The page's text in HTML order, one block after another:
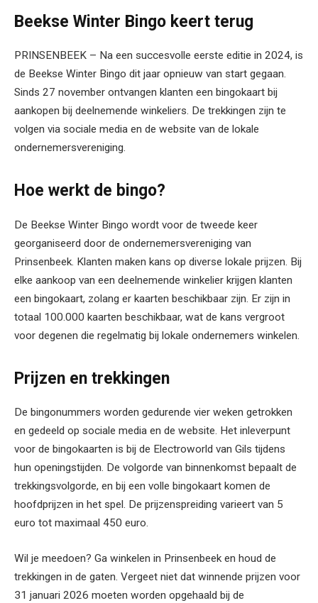
Beekse Winter Bingo keert terug
PRINSENBEEK – Na een succesvolle eerste editie in 2024, is
de Beekse Winter Bingo dit jaar opnieuw van start gegaan.
Sinds 27 november ontvangen klanten een bingokaart bij
aankopen bij deelnemende winkeliers. De trekkingen zijn te
volgen via sociale media en de website van de lokale
ondernemersvereniging.
Hoe werkt de bingo?
De Beekse Winter Bingo wordt voor de tweede keer
georganiseerd door de ondernemersvereniging van
Prinsenbeek. Klanten maken kans op diverse lokale prijzen. Bij
elke aankoop van een deelnemende winkelier krijgen klanten
een bingokaart, zolang er kaarten beschikbaar zijn. Er zijn in
totaal 100.000 kaarten beschikbaar, wat de kans vergroot
voor degenen die regelmatig bij lokale ondernemers winkelen.
Prijzen en trekkingen
De bingonummers worden gedurende vier weken getrokken
en gedeeld op sociale media en de website. Het inleverpunt
voor de bingokaarten is bij de Electroworld van Gils tijdens
hun openingstijden. De volgorde van binnenkomst bepaalt de
trekkingsvolgorde, en bij een volle bingokaart komen de
hoofdprijzen in het spel. De prijzenspreiding varieert van 5
euro tot maximaal 450 euro.
Wil je meedoen? Ga winkelen in Prinsenbeek en houd de
trekkingen in de gaten. Vergeet niet dat winnende prijzen voor
31 januari 2026 moeten worden opgehaald bij de